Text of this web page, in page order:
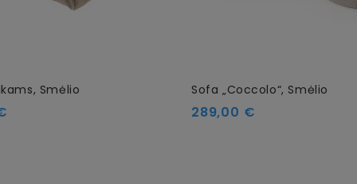
Smėlio Sofa „Coccolo“, Smėlio
Kaina
289,00 €